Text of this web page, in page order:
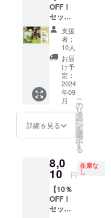
してお
りま
す。
※応募企
業数に
応じ
て、レ
イアウ
トの変
更あり
・記載
しては
以下を
ます
が、ご
希望に
よって
カスタ
マイズ
お届け
しま
す。 募
集企業
数 ・15
社（先
着順）
その他
・ご購
入企業
様には
別途、
販売店
ただき
ます。
「茶乃
美プロ
テイ
ン」は
ギフ
ト、
リーフ
緑茶
「彩」
、リー
フ緑茶
「笑」
、オリ
ジナル
ティー
バッグ
（抹茶
茶、さ
つま烏
龍茶、
ほうじ
茶、萎
凋香緑
リー配
信を行
いま
す。 ・
堀口園
の想い
に共感
いただ
けた
方、応
援した
いと感
じてい
支援の
ほど、
よろし
くお願
いいた
しま
テイ
ン：
810g×1
袋（30
日分）
・
TEKITE
KI FOR
ATHLE
TES
『CHIL
L
OUT』
限 ・全
ての商
品が製
造から
約1年間
（裏面
OFF！
セット
割！】
茶乃美
プロテ
イン30
日分
×TEKIT
EKI
ACTIVE
通常価
格
7,340円
↓ セッ
ト割価
6,610円
内容量
・茶乃
美プロ
テイ
ン：
支援
者：
10人
お届
け予
定：
2024
年09
月
詳細を見る
こ
の
リ
タ
ー
ン
を
選
択
す
る
8,0
10 円
在庫な
し
【10％
OFF！
セット